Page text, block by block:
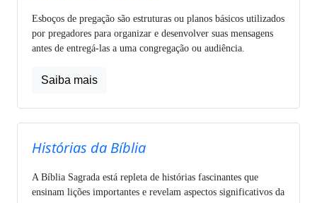
Esboços de pregação são estruturas ou planos básicos utilizados
por pregadores para organizar e desenvolver suas mensagens
antes de entregá-las a uma congregação ou audiência.
Saiba mais
Histórias da Bíblia
A Bíblia Sagrada está repleta de histórias fascinantes que
ensinam lições importantes e revelam aspectos significativos da